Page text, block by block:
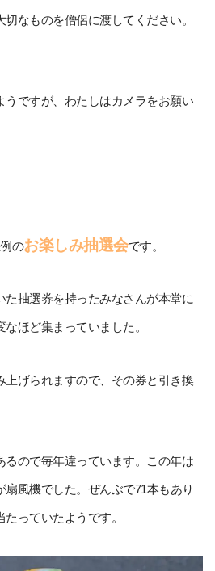
なものを僧侶に渡してください。
うですが、わたしはカメラをお願い
のお楽しみ抽選会です。
た抽選券を持ったみなさんが本堂に
ほど集まっていました。
上げられますので、その券と引き換
るので毎年違っています。この年は
風機でした。ぜんぶで71本もあり
っていたようです。